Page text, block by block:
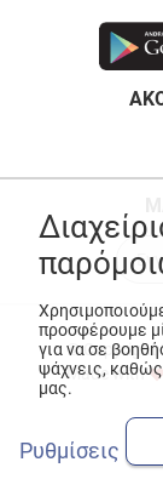
© Copyright
Made with
προσφέρουμε
για να σε
ψάχνεις, καθώς
μας.
Ρυθμίσεις